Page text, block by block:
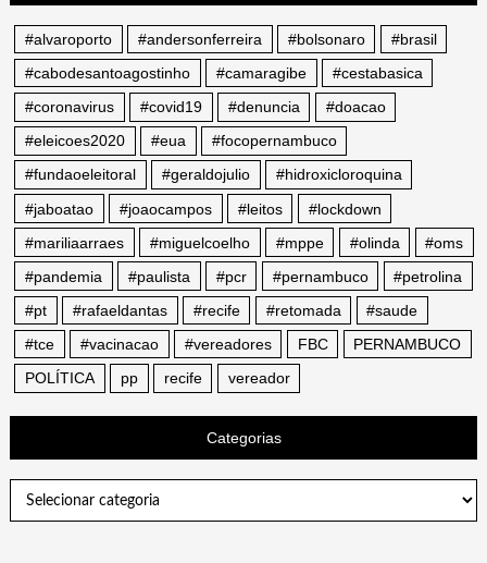
#alvaroporto #andersonferreira #bolsonaro
#brasil
#cabodesantoagostinho
#camaragibe
#cestabasica
#coronavirus
#covid19 #denuncia
#doacao
#eleicoes2020
#eua
#focopernambuco
#fundaoeleitoral
#geraldojulio
#hidroxicloroquina
#jaboatao
#joaocampos #leitos
#lockdown
#mariliaarraes
#miguelcoelho #mppe #olinda
#oms
#pandemia
#paulista #pcr #pernambuco
#petrolina
#pt
#rafaeldantas #recife #retomada
#saude
#tce
#vacinacao #vereadores FBC
PERNAMBUCO
POLÍTICA
pp recife vereador
Categorias